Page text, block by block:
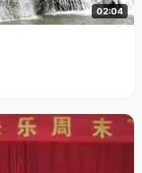
02:04